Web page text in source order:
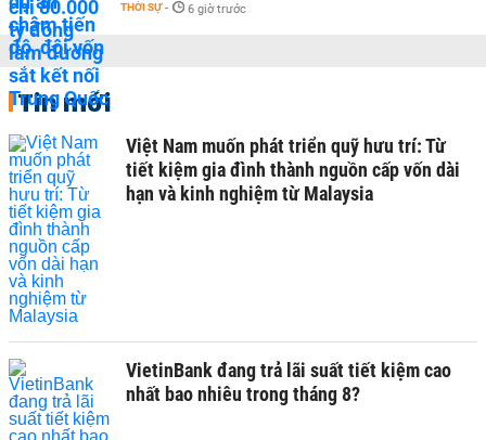
THỜI SỰ - 6 giờ trước
Tin mới
Việt Nam muốn phát triển quỹ hưu trí: Từ
tiết kiệm gia đình thành nguồn cấp vốn dài
hạn và kinh nghiệm từ Malaysia
VietinBank đang trả lãi suất tiết kiệm cao
nhất bao nhiêu trong tháng 8?